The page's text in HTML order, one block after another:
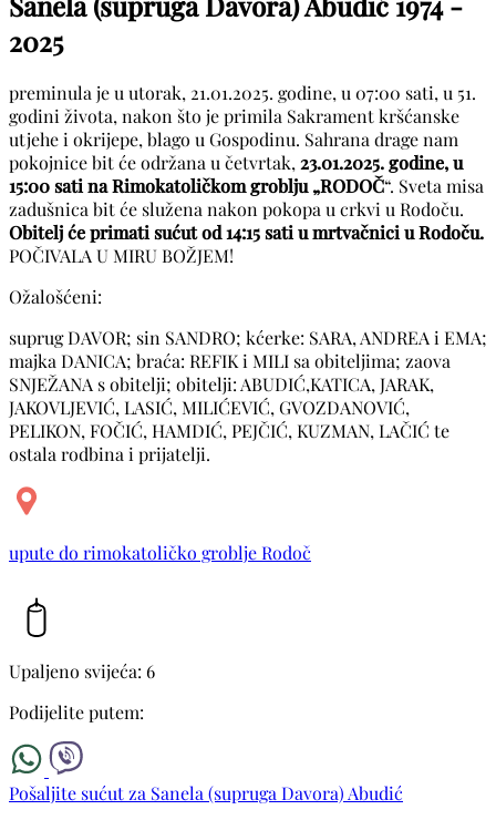
2025
preminula je u utorak, 21.01.2025. godine, u 07:00 sati, u 51.
godini života, nakon što je primila Sakrament kršćanske
utjehe i okrijepe, blago u Gospodinu. Sahrana drage nam
pokojnice bit će održana u četvrtak, 23.01.2025. godine, u
15:00 sati na Rimokatoličkom groblju „RODOČ“. Sveta misa
zadušnica bit će služena nakon pokopa u crkvi u Rodoču.
Obitelj će primati sućut od 14:15 sati u mrtvačnici u Rodoču.
POČIVALA U MIRU BOŽJEM!
Ožalošćeni:
suprug DAVOR; sin SANDRO; kćerke: SARA, ANDREA i EMA;
majka DANICA; braća: REFIK i MILI sa obiteljima; zaova
SNJEŽANA s obitelji; obitelji: ABUDIĆ,KATICA, JARAK,
JAKOVLJEVIĆ, LASIĆ, MILIĆEVIĆ, GVOZDANOVIĆ,
PELIKON, FOČIĆ, HAMDIĆ, PEJČIĆ, KUZMAN, LAČIĆ te
ostala rodbina i prijatelji.
upute do rimokatoličko groblje Rodoč
Upaljeno svijeća: 6
Podijelite putem:
Pošaljite sućut za Sanela (supruga Davora) Abudić